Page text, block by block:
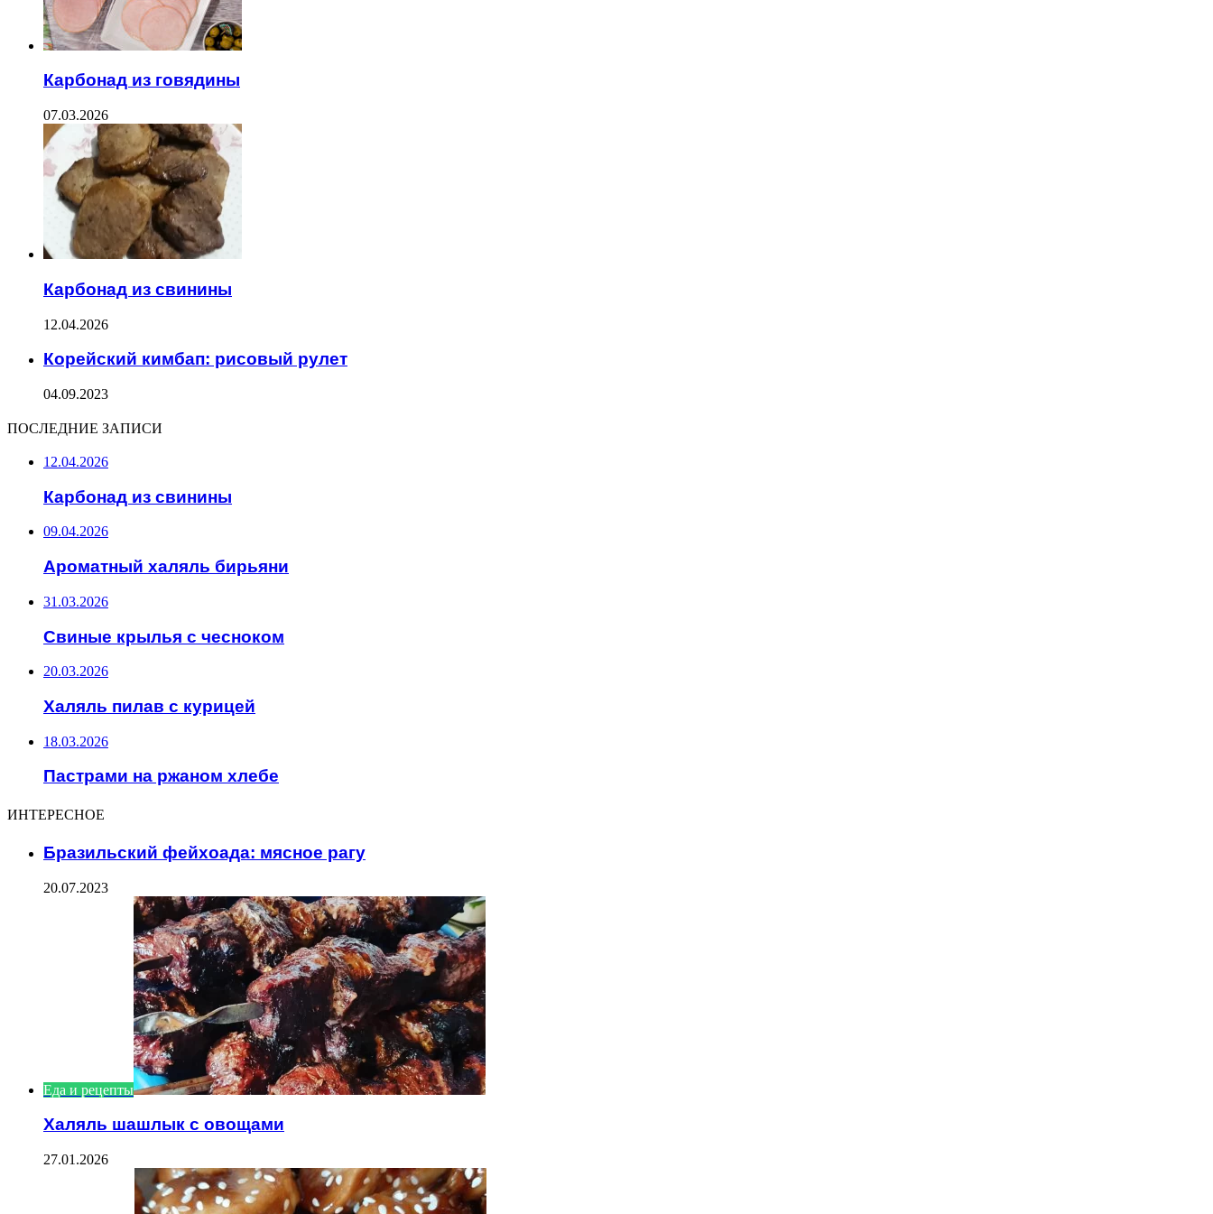
Карбонад из говядины
07.03.2026
Карбонад из свинины
12.04.2026
Корейский кимбап: рисовый рулет
04.09.2023
ПОСЛЕДНИЕ ЗАПИСИ
12.04.2026
Карбонад из свинины
09.04.2026
Ароматный халяль бирьяни
31.03.2026
Свиные крылья с чесноком
20.03.2026
Халяль пилав с курицей
18.03.2026
Пастрами на ржаном хлебе
ИНТЕРЕСНОЕ
Бразильский фейхоада: мясное рагу
20.07.2023
Еда и рецепты
Халяль шашлык с овощами
27.01.2026